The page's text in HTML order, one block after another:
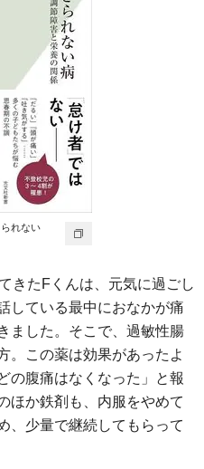
れない
きたFくんは、元気に過ごし
している最中におなかが痛
ました。そこで、過敏性腸
。この薬は効果があったよ
の腹痛はなくなった」と報
ほか鉄剤も、内服をやめて
、少量で継続してもらって